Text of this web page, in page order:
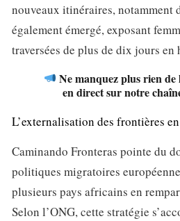
nouveaux itinéraires, notamment
également émergé, exposant
traversées de plus de dix jours en
Ne manquez plus rien
en direct sur notre
L’externalisation des frontières
Caminando Fronteras pointe du
politiques migratoires
plusieurs pays africains en
Selon l’ONG, cette stratégie